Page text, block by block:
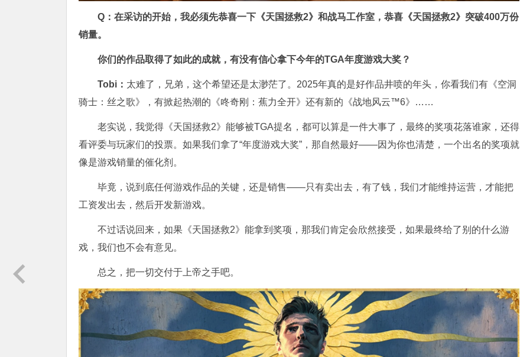
Q：在采访的开始，我必须先恭喜一下《天国拯救2》和战马工作室，恭喜《天国拯救2》突破400万份
销量。
你们的作品取得了如此的成就，有没有信心拿下今年的TGA年度游戏大奖？
Tobi： 太难了，兄弟，这个希望还是太渺茫了。2025年真的是好作品井喷的年头，你看我们有《空洞
骑士：丝之歌》，有掀起热潮的《咚奇刚：蕉力全开》还有新的《战地风云™6》……
老实说，我觉得《天国拯救2》能够被TGA提名，都可以算是一件大事了，最终的奖项花落谁家，还得
看评委与玩家们的投票。如果我们拿了“年度游戏大奖”，那自然最好——因为你也清楚，一个出名的奖项就
像是游戏销量的催化剂。
毕竟，说到底任何游戏作品的关键，还是销售——只有卖出去，有了钱，我们才能维持运营，才能把
工资发出去，然后开发新游戏。
不过话说回来，如果《天国拯救2》能拿到奖项，那我们肯定会欣然接受，如果最终给了别的什么游
戏，我们也不会有意见。
总之，把一切交付于上帝之手吧。